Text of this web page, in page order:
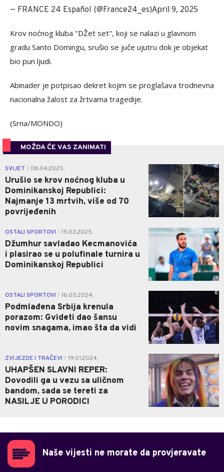
— FRANCE 24 Español (@France24_es)April 9, 2025
Krov noćnog kluba "DŽet set", koji se nalazi u glavnom
gradu Santo Domingu, srušio se juče ujutru dok je objekat
bio pun ljudi.
Abinader je potpisao dekret kojim se proglašava trodnevna
nacionalna žalost za žrtvama tragedije.
(Srna/MONDO)
MOŽDA ĆE VAS ZANIMATI
SVIJET 08.04.2025.
Urušio se krov noćnog kluba u
Dominikanskoj Republici:
Najmanje 13 mrtvih, više od 70
povrijeđenih
0
OSTALI SPORTOVI 15.03.2025.
Džumhur savladao Kecmanovića
i plasirao se u polufinale turnira u
Dominikanskoj Republici
0
OSTALI SPORTOVI 16.05.2024.
Podmlađena Srbija krenula
porazom: Gvideti dao šansu
novim snagama, imao šta da vidi
0
ZVIJEZDE I TRAČEVI 19.01.2024.
UHAPŠEN SLAVNI REPER:
Dovodili ga u vezu sa uličnom
bandom, sada se tereti za
NASILJE U PORODICI
0
Naše vijesti ne morate da provjeravate